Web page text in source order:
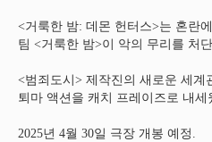
<거룩한 밤: 데몬 헌터스>는 혼란
팀 <거룩한 밤>이 악의 무리를 처
<범죄도시> 제작진의 새로운 세
퇴마 액션을 캐치 프레이즈로 내세
2025년 4월 30일 극장 개봉 예정.